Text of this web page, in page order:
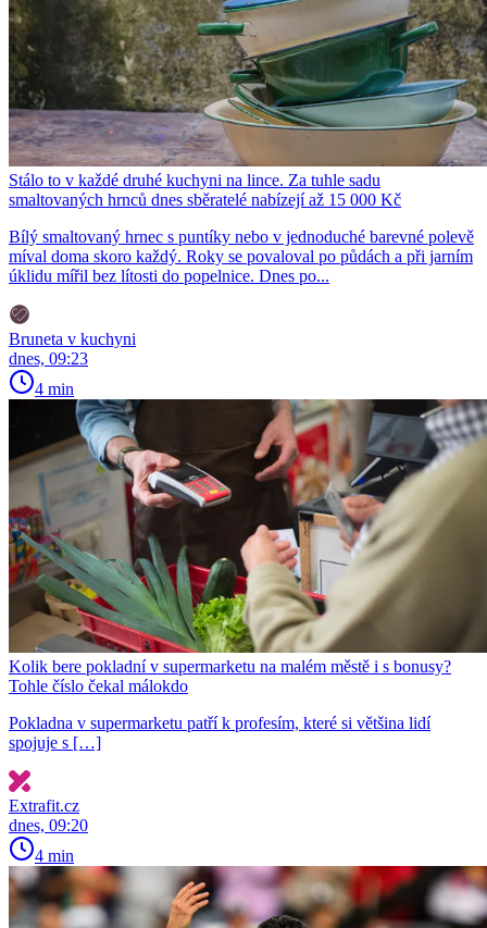
Stálo to v každé druhé kuchyni na lince. Za tuhle sadu
smaltovaných hrnců dnes sběratelé nabízejí až 15 000 Kč
Bílý smaltovaný hrnec s puntíky nebo v jednoduché barevné polevě
míval doma skoro každý. Roky se povaloval po půdách a při jarním
úklidu mířil bez lítosti do popelnice. Dnes po...
Bruneta v kuchyni
dnes, 09:23
4 min
Kolik bere pokladní v supermarketu na malém městě i s bonusy?
Tohle číslo čekal málokdo
Pokladna v supermarketu patří k profesím, které si většina lidí
spojuje s […]
Extrafit.cz
dnes, 09:20
4 min